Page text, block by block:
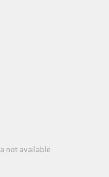
not available